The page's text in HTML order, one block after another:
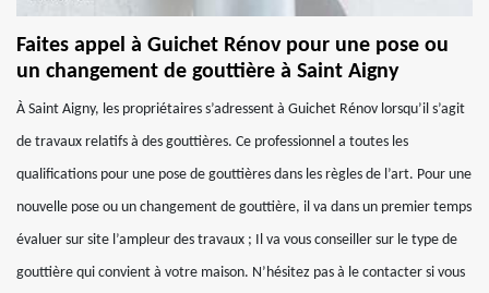
Faites appel à Guichet Rénov pour une pose ou
un changement de gouttière à Saint Aigny
À Saint Aigny, les propriétaires s’adressent à Guichet Rénov lorsqu’il s’agit
de travaux relatifs à des gouttières. Ce professionnel a toutes les
qualifications pour une pose de gouttières dans les règles de l’art. Pour une
nouvelle pose ou un changement de gouttière, il va dans un premier temps
évaluer sur site l’ampleur des travaux ; Il va vous conseiller sur le type de
gouttière qui convient à votre maison. N’hésitez pas à le contacter si vous